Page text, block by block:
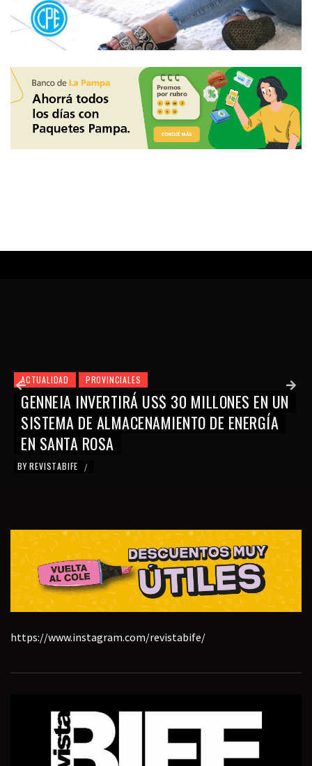
ACTUALIDAD PROVINCIALES
GENNEIA INVERTIRÁ US$ 30 MILLONES EN UN
SISTEMA DE ALMACENAMIENTO DE ENERGÍA
EN SANTA ROSA
BY REVISTABIFE /
https://www.instagram.com/revistabife/